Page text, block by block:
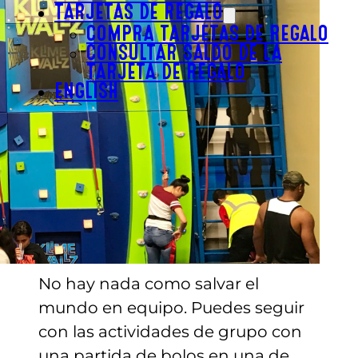
TARJETAS DE REGALO
COMPRA TARJETAS DE REGALO
CONSULTAR SALDO DE LA
TARJETA DE REGALO
ENGLISH
No hay nada como salvar el
mundo en equipo. Puedes seguir
con las actividades de grupo con